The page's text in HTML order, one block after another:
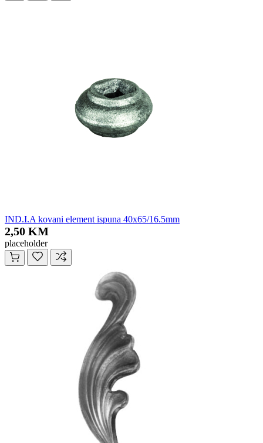
IND.I.A kovani element ispuna 40x65/16.5mm
2,50 KM
placeholder